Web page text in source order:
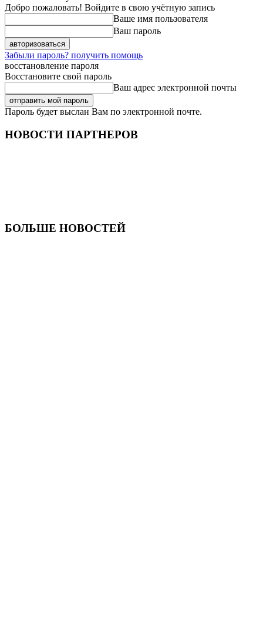
Добро пожаловать! Войдите в свою учётную запись
Ваше имя пользователя
Ваш пароль
Забыли пароль? получить помощь
восстановление пароля
Восстановите свой пароль
Ваш адрес электронной почты
Пароль будет выслан Вам по электронной почте.
НОВОСТИ ПАРТНЕРОВ
БОЛЬШЕ НОВОСТЕЙ